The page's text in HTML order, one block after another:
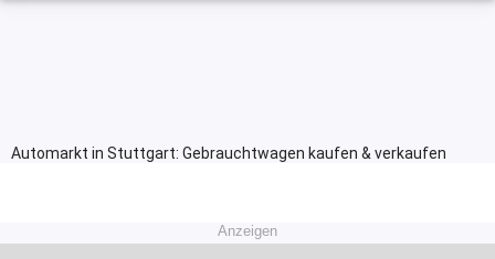
Automarkt in Stuttgart: Gebrauchtwagen kaufen & verkaufen
Anzeigen